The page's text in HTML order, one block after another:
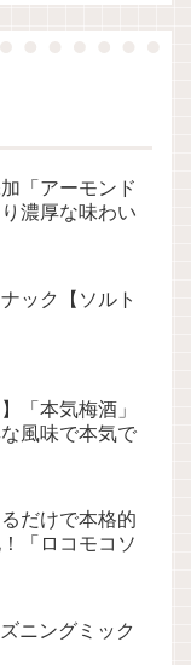
「アーモンド
濃厚な味わい
ック【ソルト
「本気梅酒」
風味で本気で
だけで本格的
「ロコモコソ
ニングミック